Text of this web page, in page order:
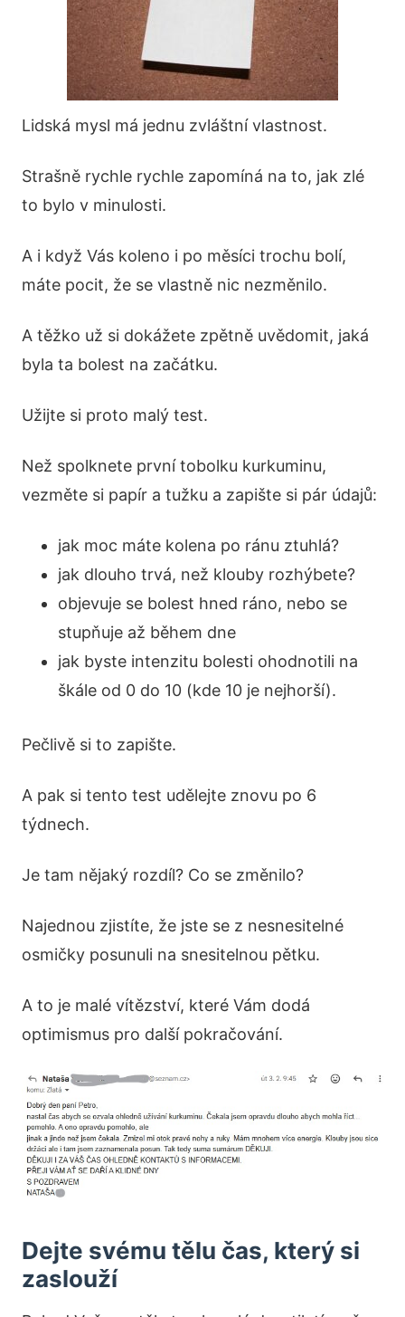
Lidská mysl má jednu zvláštní vlastnost.
Strašně rychle rychle zapomíná na to, jak zlé
to bylo v minulosti.
A i když Vás koleno i po měsíci trochu bolí,
máte pocit, že se vlastně nic nezměnilo.
A těžko už si dokážete zpětně uvědomit, jaká
byla ta bolest na začátku.
Užijte si proto malý test.
Než spolknete první tobolku kurkuminu,
vezměte si papír a tužku a zapište si pár údajů:
jak moc máte kolena po ránu ztuhlá?
jak dlouho trvá, než klouby rozhýbete?
objevuje se bolest hned ráno, nebo se
stupňuje až během dne
jak byste intenzitu bolesti ohodnotili na
škále od 0 do 10 (kde 10 je nejhorší).
Pečlivě si to zapište.
A pak si tento test udělejte znovu po 6
týdnech.
Je tam nějaký rozdíl? Co se změnilo?
Najednou zjistíte, že jste se z nesnesitelné
osmičky posunuli na snesitelnou pětku.
A to je malé vítězství, které Vám dodá
optimismus pro další pokračování.
Dejte svému tělu čas, který si
zaslouží